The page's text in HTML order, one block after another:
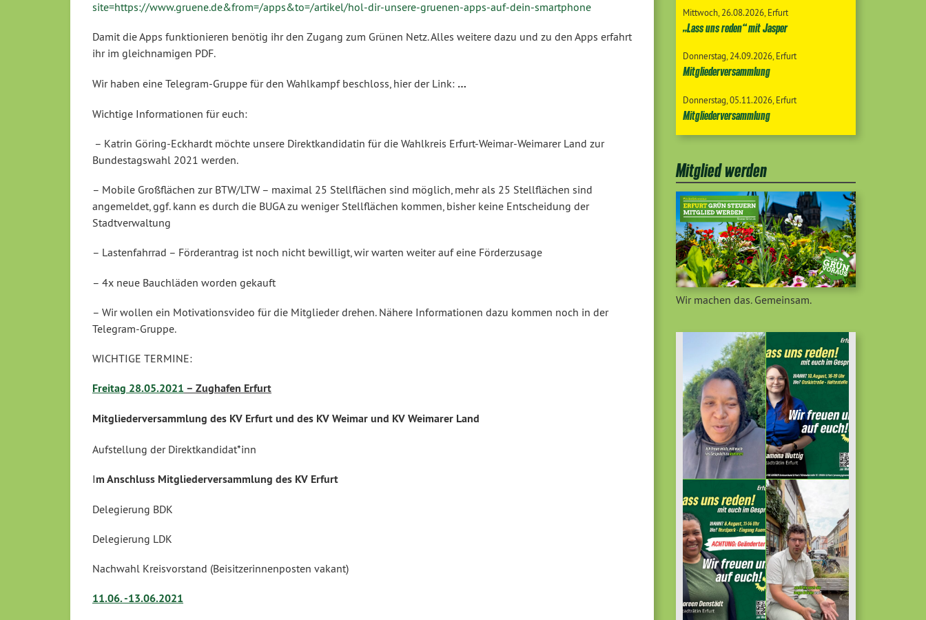
site=https://www.gruene.de&from=/apps&to=/artikel/hol-dir-unsere-gruenen-apps-auf-dein-smartphone
Damit die Apps funktionieren benötig ihr den Zugang zum Grünen Netz. Alles weitere dazu und zu den Apps erfahrt
ihr im gleichnamigen PDF.
Wir haben eine Telegram-Gruppe für den Wahlkampf beschloss, hier der Link: …
Wichtige Informationen für euch:
– Katrin Göring-Eckhardt möchte unsere Direktkandidatin für die Wahlkreis Erfurt-Weimar-Weimarer Land zur
Bundestagswahl 2021 werden.
– Mobile Großflächen zur BTW/LTW – maximal 25 Stellflächen sind möglich, mehr als 25 Stellflächen sind
angemeldet, ggf. kann es durch die BUGA zu weniger Stellflächen kommen, bisher keine Entscheidung der
Stadtverwaltung
– Lastenfahrrad – Förderantrag ist noch nicht bewilligt, wir warten weiter auf eine Förderzusage
– 4x neue Bauchläden worden gekauft
– Wir wollen ein Motivationsvideo für die Mitglieder drehen. Nähere Informationen dazu kommen noch in der
Telegram-Gruppe.
WICHTIGE TERMINE:
Freitag 28.05.2021 – Zughafen Erfurt
Mitgliederversammlung des KV Erfurt und des KV Weimar und KV Weimarer Land
Aufstellung der Direktkandidat*inn
Im Anschluss Mitgliederversammlung des KV Erfurt
Delegierung BDK
Delegierung LDK
Nachwahl Kreisvorstand (Beisitzerinnenposten vakant)
11.06. -13.06.2021
Mittwoch 26.08.2026 Erfurt
„Lass uns reden“ mit Jasper
Donnerstag 24.09.2026 Erfurt
Mitgliederversammlung
Donnerstag 05.11.2026 Erfurt
Mitgliederversammlung
Mitglied werden
Wir machen das. Gemeinsam.